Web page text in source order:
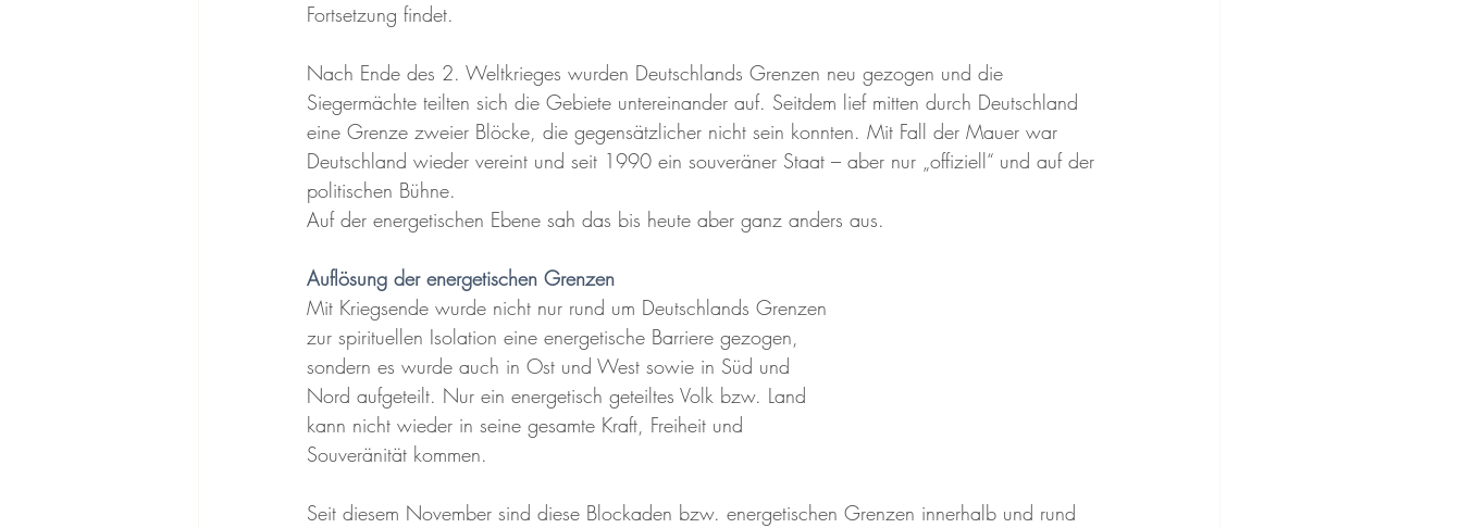
Fortsetzung findet.
Nach Ende des 2. Weltkrieges wurden Deutschlands Grenzen neu gezogen und die
Siegermächte teilten sich die Gebiete untereinander auf. Seitdem lief mitten durch Deutschland
eine Grenze zweier Blöcke, die gegensätzlicher nicht sein konnten. Mit Fall der Mauer war
Deutschland wieder vereint und seit 1990 ein souveräner Staat – aber nur „offiziell“ und auf der
politischen Bühne.
Auf der energetischen Ebene sah das bis heute aber ganz anders aus.
Auflösung der energetischen Grenzen
Mit Kriegsende wurde nicht nur rund um Deutschlands Grenzen
zur spirituellen Isolation eine energetische Barriere gezogen,
sondern es wurde auch in Ost und West sowie in Süd und
Nord aufgeteilt. Nur ein energetisch geteiltes Volk bzw. Land
kann nicht wieder in seine gesamte Kraft, Freiheit und
Souveränität kommen.
Seit diesem November sind diese Blockaden bzw. energetischen Grenzen innerhalb und rund